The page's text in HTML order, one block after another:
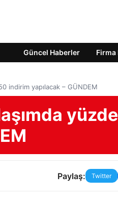
Güncel Haberler Firma
indirim yapılacak – GÜNDEM
Paylaş: Twitter